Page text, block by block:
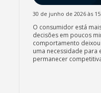
30 de junho de 2026 às
O consumidor está
decisões em poucos
comportamento
uma necessidade para
permanecer